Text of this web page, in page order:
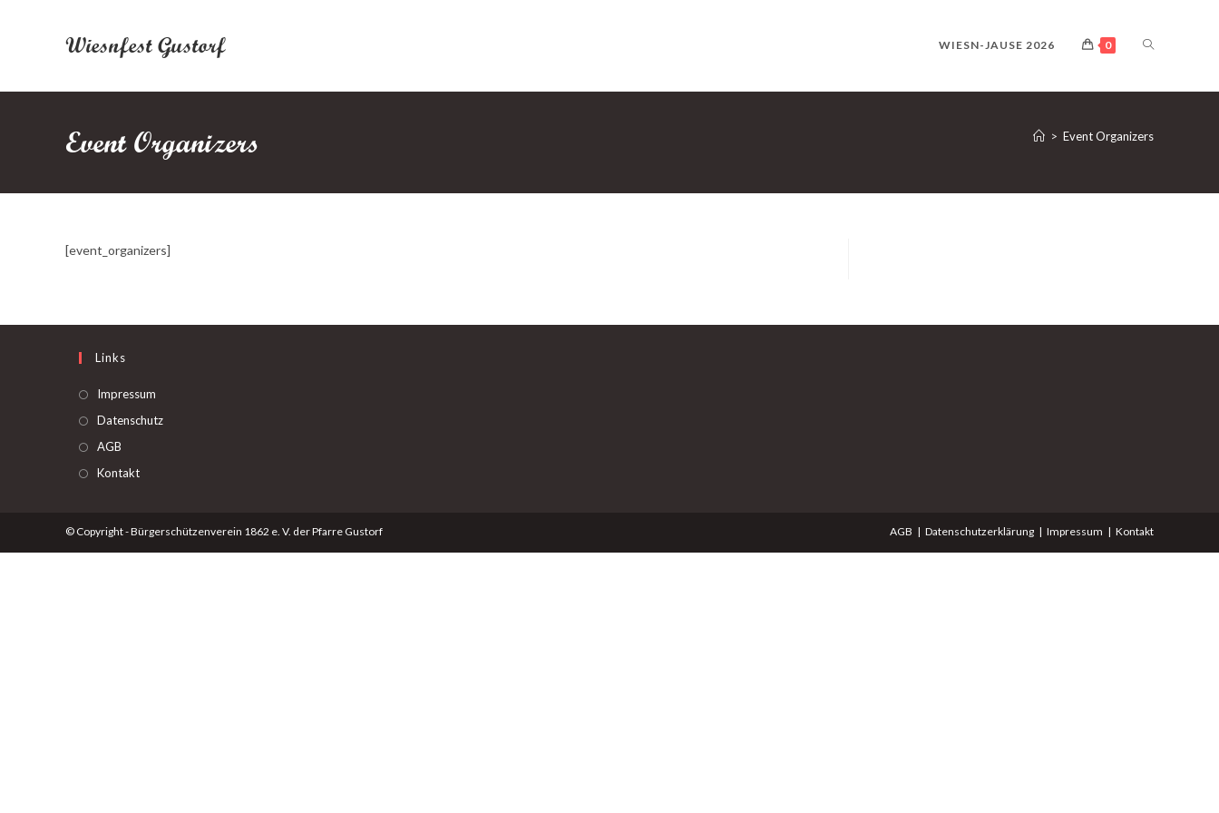
Wiesnfest Gustorf WIESN-JAUSE 2026 0 WEBSITE-
SUCHE
Event Organizers > Event Organizers
[event_organizers]
Links
Impressum
Datenschutz
AGB
Kontakt
AGB Datenschutzerklärung Impressum Kontakt
© Copyright - Bürgerschützenverein 1862 e. V. der Pfarre Gustorf